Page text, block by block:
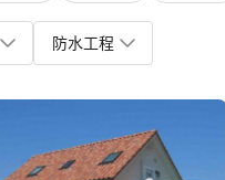
防水工程